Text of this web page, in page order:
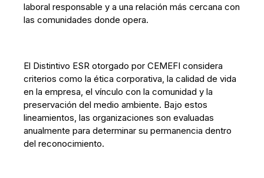
laboral responsable y a una relación más cercana con
las comunidades donde opera.
El Distintivo ESR otorgado por CEMEFI considera
criterios como la ética corporativa, la calidad de vida
en la empresa, el vínculo con la comunidad y la
preservación del medio ambiente. Bajo estos
lineamientos, las organizaciones son evaluadas
anualmente para determinar su permanencia dentro
del reconocimiento.